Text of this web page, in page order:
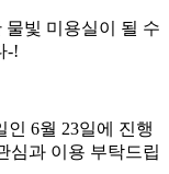
빛 미용실이 될 수
-!
6월 23일에 진행
심과 이용 부탁드립